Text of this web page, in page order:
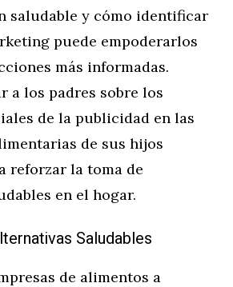
saludable y cómo identificar
puede empoderarlos
más informadas.
a los padres sobre los
de la publicidad en las
de sus hijos
reforzar la toma de
en el hogar.
Saludables
de alimentos a